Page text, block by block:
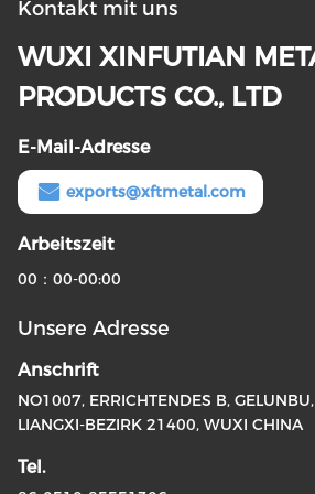
Kontakt mit uns
WUXI XINFUTIAN
PRODUCTS CO., LTD
E-Mail-Adresse
exports@xftmetal.com
Arbeitszeit
00：00-00:00
Unsere Adresse
Anschrift
NO1007, ERRICHTENDES B,
LIANGXI-BEZIRK 21400, WUXI CHINA
Tel.